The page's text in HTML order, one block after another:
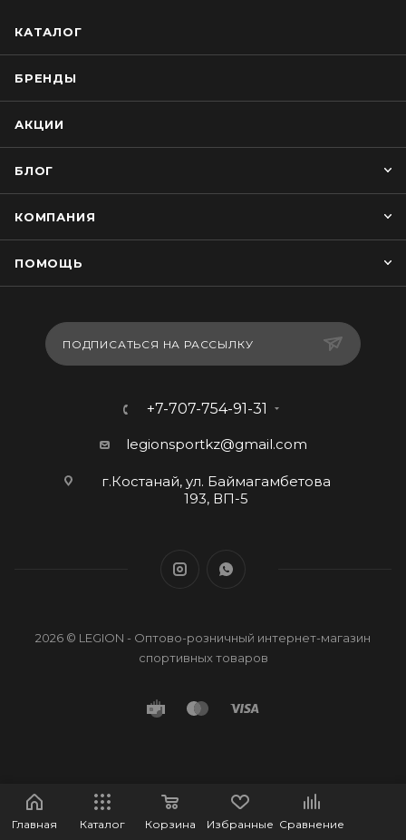
КАТАЛОГ
БРЕНДЫ
АКЦИИ
БЛОГ
КОМПАНИЯ
ПОМОЩЬ
ПОДПИСАТЬСЯ НА РАССЫЛКУ
+7-707-754-91-31
legionsportkz@gmail.com
г.Костанай, ул. Баймагамбетова
193, ВП-5
2026 © LEGION - Оптово-розничный интернет-магазин
спортивных товаров
Главная Каталог Корзина Избранные Сравнение